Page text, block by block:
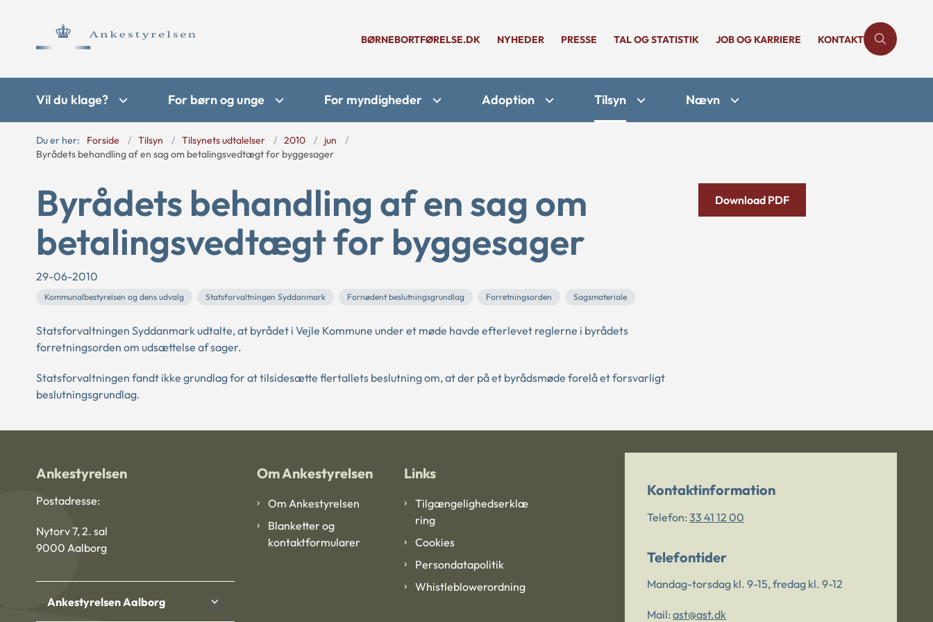
BØRNEBORTFØRELSE.DK NYHEDER PRESSE TAL OG STATISTIK JOB OG KARRIERE KONTAKT
Vil du klage? For børn og unge For myndigheder Adoption Tilsyn Nævn
Du er her: Forside Tilsyn Tilsynets udtalelser 2010
jun
Byrådets behandling af en sag om betalingsvedtægt for byggesager
Byrådets behandling af en sag om
betalingsvedtægt for byggesager
29-06-2010
Kommunalbestyrelsen og dens udvalg Statsforvaltningen Syddanmark Fornødent beslutningsgrundlag Forretningsorden Sagsmateriale
Statsforvaltningen Syddanmark udtalte, at byrådet i Vejle Kommune under et møde havde efterlevet reglerne i byrådets
forretningsorden om udsættelse af sager.
Statsforvaltningen fandt ikke grundlag for at tilsidesætte flertallets beslutning om, at der på et byrådsmøde forelå et forsvarligt
beslutningsgrundlag.
Download PDF
Ankestyrelsen
Postadresse:
Nytorv 7, 2. sal
9000 Aalborg
Ankestyrelsen Aalborg
Om Ankestyrelsen
Om Ankestyrelsen
Blanketter og
kontaktformularer
Links
Tilgængelighedserklæ
ring
Cookies
Persondatapolitik
Whistleblowerordning
Kontaktinformation
Telefon: 33 41 12 00
Telefontider
Mandag-torsdag kl. 9-15, fredag kl. 9-12
Mail: ast@ast.dk